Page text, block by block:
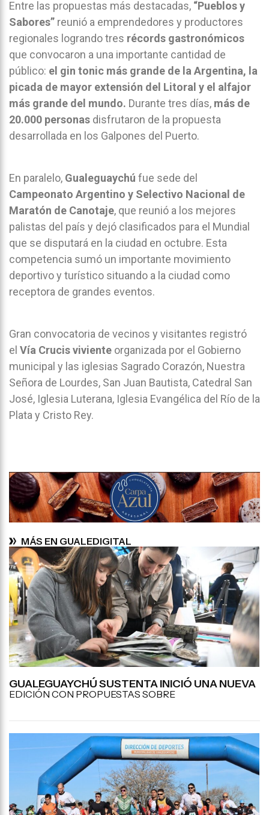
Entre las propuestas más destacadas, “Pueblos y
Sabores” reunió a emprendedores y productores
regionales logrando tres récords gastronómicos
que convocaron a una importante cantidad de
público: el gin tonic más grande de la Argentina, la
picada de mayor extensión del Litoral y el alfajor
más grande del mundo. Durante tres días, más de
20.000 personas disfrutaron de la propuesta
desarrollada en los Galpones del Puerto.
En paralelo, Gualeguaychú fue sede del
Campeonato Argentino y Selectivo Nacional de
Maratón de Canotaje, que reunió a los mejores
palistas del país y dejó clasificados para el Mundial
que se disputará en la ciudad en octubre. Esta
competencia sumó un importante movimiento
deportivo y turístico situando a la ciudad como
receptora de grandes eventos.
Gran convocatoria de vecinos y visitantes registró
el Vía Crucis viviente organizada por el Gobierno
municipal y las iglesias Sagrado Corazón, Nuestra
Señora de Lourdes, San Juan Bautista, Catedral San
José, Iglesia Luterana, Iglesia Evangélica del Río de la
Plata y Cristo Rey.
MÁS EN GUALEDIGITAL
GUALEGUAYCHÚ SUSTENTA INICIÓ UNA NUEVA
EDICIÓN CON PROPUESTAS SOBRE